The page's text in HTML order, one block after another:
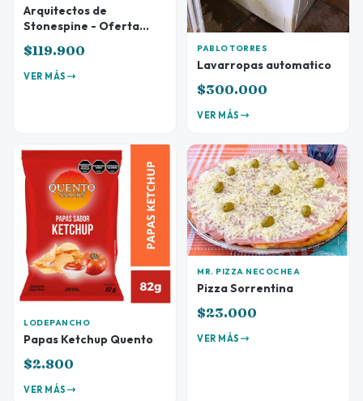
Arquitectos de
Stonespine - Oferta
Preventa
$119.900
VER MÁS
PABLO TORRES
Lavarropas automatico
$300.000
VER MÁS
LODEPANCHO
Papas Ketchup Quento
$2.800
VER MÁS
MR. PIZZA NECOCHEA
Pizza Sorrentina
$23.000
VER MÁS